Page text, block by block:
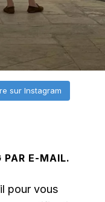
sur Instagram
PAR E-MAIL.
pour vous